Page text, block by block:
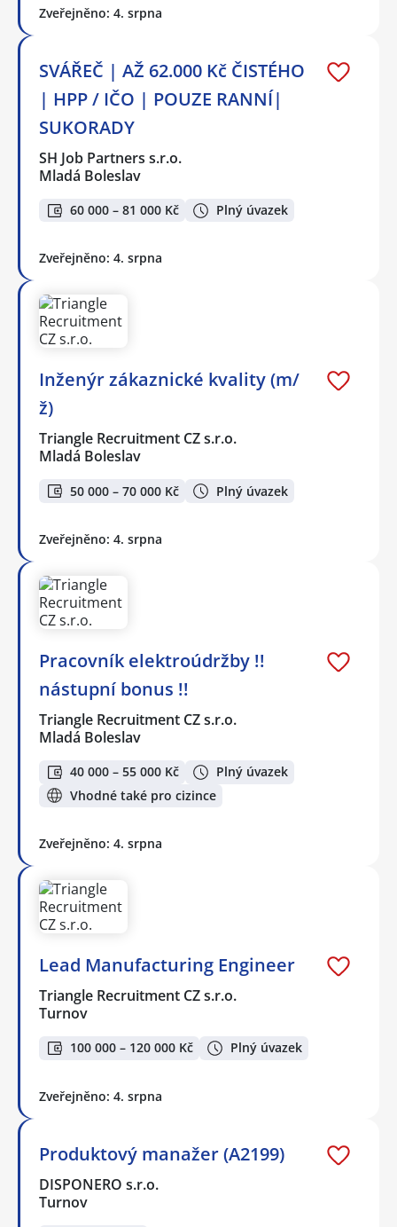
Zveřejněno: 4. srpna
SVÁŘEČ | AŽ 62.000 Kč ČISTÉHO
| HPP / IČO | POUZE RANNÍ|
SUKORADY
SH Job Partners s.r.o.
Mladá Boleslav
60 000 – 81 000 Kč Plný úvazek
Zveřejněno: 4. srpna
Inženýr zákaznické kvality (m/
ž)
Triangle Recruitment CZ s.r.o.
Mladá Boleslav
50 000 – 70 000 Kč Plný úvazek
Zveřejněno: 4. srpna
Pracovník elektroúdržby !!
nástupní bonus !!
Triangle Recruitment CZ s.r.o.
Mladá Boleslav
40 000 – 55 000 Kč
Plný úvazek
Vhodné také pro cizince
Zveřejněno: 4. srpna
Lead Manufacturing Engineer
Triangle Recruitment CZ s.r.o.
Turnov
100 000 – 120 000 Kč Plný úvazek
Zveřejněno: 4. srpna
Produktový manažer (A2199)
DISPONERO s.r.o.
Turnov